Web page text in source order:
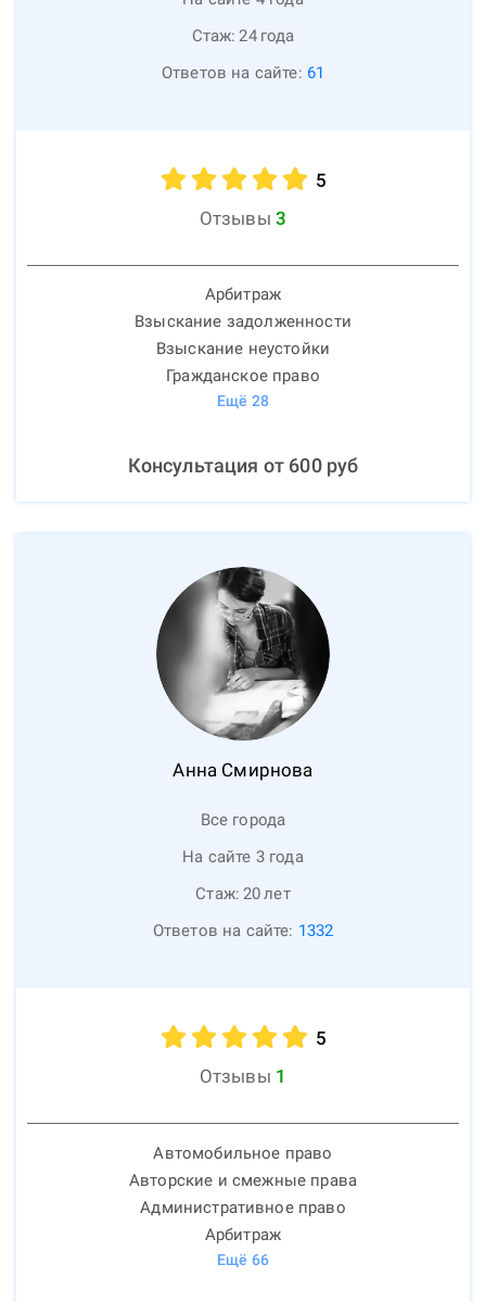
Стаж: 24 года
Ответов на сайте: 61
5
Отзывы 3
Арбитраж
Взыскание задолженности
Взыскание неустойки
Гражданское право
Ещё 28
Консультация от 600руб
Анна Смирнова
Все города
На сайте 3 года
Стаж: 20лет
Ответов на сайте: 1332
5
Отзывы 1
Автомобильное право
Авторские и смежные права
Административное право
Арбитраж
Ещё 66